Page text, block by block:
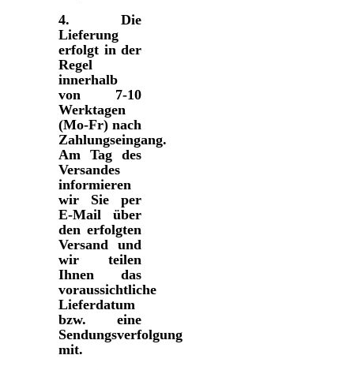
4. Die
Lieferung
erfolgt in der
Regel
innerhalb
von 7-10
Werktagen
(Mo-Fr) nach
Zahlungseingang.
Am Tag des
Versandes
informieren
wir Sie per
E-Mail über
den erfolgten
Versand und
wir teilen
Ihnen das
voraussichtliche
Lieferdatum
bzw. eine
Sendungsverfolgung
mit.